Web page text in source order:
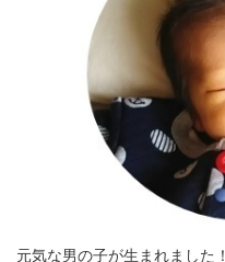
元気な男の子が生まれました！